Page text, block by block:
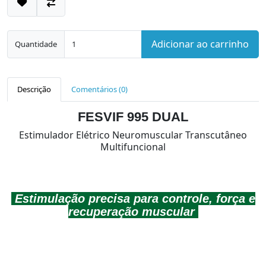
Quantidade Adicionar ao carrinho
Descrição Comentários (0)
FESVIF 995 DUAL
Estimulador Elétrico Neuromuscular Transcutâneo
Multifuncional
Estimulação precisa para controle, força e
recuperação muscular